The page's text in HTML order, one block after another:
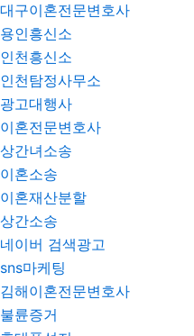
대구이혼전문변호사
용인흥신소
인천흥신소
인천탐정사무소
광고대행사
이혼전문변호사
상간녀소송
이혼소송
이혼재산분할
상간소송
네이버 검색광고
sns마케팅
김해이혼전문변호사
불륜증거